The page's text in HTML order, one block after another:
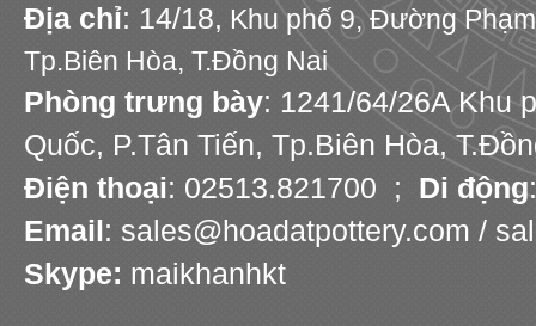
Địa chỉ: 14/18, Khu phố 9,Đường Phạm
Tp.Biên Hòa, T.Đồng Nai
Phòng trưng bày: 1241/64/26A Khu
Quốc, P.Tân Tiến, Tp.Biên Hòa,
Điện thoại: 02513.821700 ; Di động
Email: sales@hoadatpottery.com /
Skype: maikhanhkt